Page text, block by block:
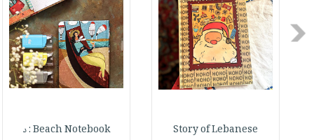
صابون
أطفال
مناسبات
فيديوهات
أسئلة
طرحها
خدمات
عربة
التسوق
الإصدارات
Previous
Story of Lebanese Beach Notebook : د